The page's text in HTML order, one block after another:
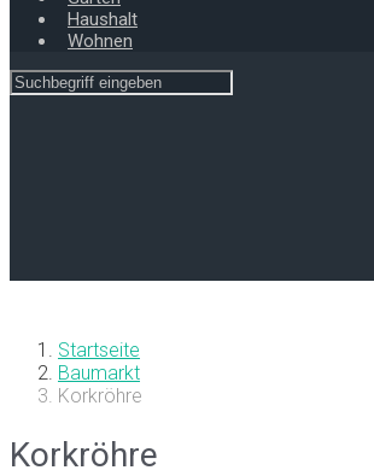
Haushalt
Wohnen
Startseite
Baumarkt
Korkröhre
Korkröhre